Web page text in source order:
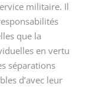
militaire. Il
que la
en vertu
séparations
d’avec leur